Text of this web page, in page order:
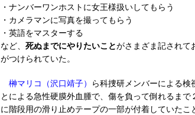
・ナンバーワンホストに女王様扱いしてもらう
・カメラマンに写真を撮ってもらう
・英語をマスターする
など、 死ぬまでにやりたいことがさまざま記されて
がつけられていた。
榊マリコ（沢口靖子） ら科捜研メンバーによる検
とによる急性硬膜外血腫で、傷を負って倒れるま
に階段用の滑り止めテープの一部が付着していた